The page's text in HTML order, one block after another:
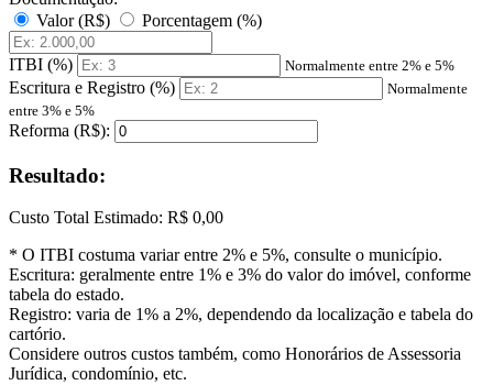
Valor (R$)
Porcentagem (%)
ITBI (%) Normalmente entre 2% e 5%
Escritura e Registro (%)
Normalmente
entre 3% e 5%
Reforma (R$):
Resultado:
Custo Total Estimado: R$ 0,00
* O ITBI costuma variar entre 2% e 5%, consulte o município.
Escritura: geralmente entre 1% e 3% do valor do imóvel, conforme
tabela do estado.
Registro: varia de 1% a 2%, dependendo da localização e tabela do
cartório.
Considere outros custos também, como Honorários de Assessoria
Jurídica, condomínio, etc.